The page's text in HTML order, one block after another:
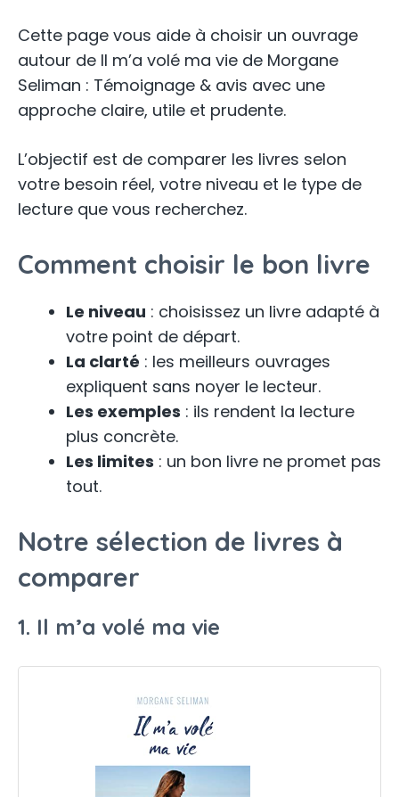
Cette page vous aide à choisir un ouvrage
autour de Il m’a volé ma vie de Morgane
Seliman : Témoignage & avis avec une
approche claire, utile et prudente.
L’objectif est de comparer les livres selon
votre besoin réel, votre niveau et le type de
lecture que vous recherchez.
Comment choisir le bon livre
Le niveau : choisissez un livre adapté à
votre point de départ.
La clarté : les meilleurs ouvrages
expliquent sans noyer le lecteur.
Les exemples : ils rendent la lecture
plus concrète.
Les limites : un bon livre ne promet pas
tout.
Notre sélection de livres à
comparer
1. Il m’a volé ma vie